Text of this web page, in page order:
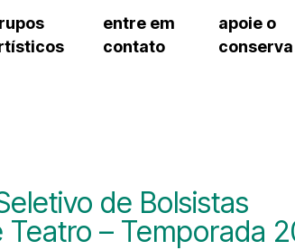
entre em
contato
assessoria de imprensa
trabalhe conosco
apoie o
conserva
de Bolsistas
– Temporada